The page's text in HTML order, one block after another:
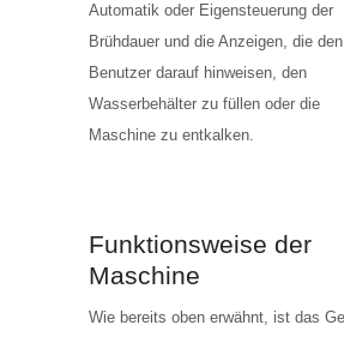
Automatik oder Eigensteuerung der
Brühdauer und die Anzeigen, die den
Benutzer darauf hinweisen, den
Wasserbehälter zu füllen oder die
Maschine zu entkalken.
Funktionsweise der
Maschine
Wie bereits oben erwähnt, ist das